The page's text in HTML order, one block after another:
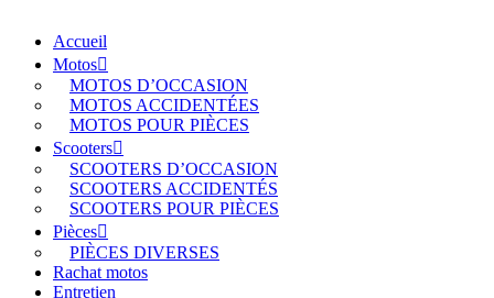
Accueil
Motos
MOTOS D’OCCASION
MOTOS ACCIDENTÉES
MOTOS POUR PIÈCES
Scooters
SCOOTERS D’OCCASION
SCOOTERS ACCIDENTÉS
SCOOTERS POUR PIÈCES
Pièces
PIÈCES DIVERSES
Rachat motos
Entretien